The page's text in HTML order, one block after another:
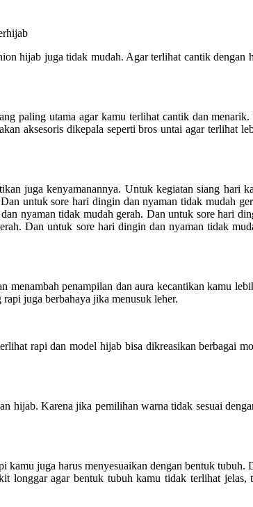
hijab juga tidak mudah. Agar terlihat cantik dengan
paling utama agar kamu terlihat cantik dan
aksesoris dikepala seperti bros untai agar terlihat
juga kenyamanannya. Untuk kegiatan siang
untuk sore hari dingin dan nyaman tidak mudah
nyaman tidak mudah gerah. Dan untuk sore hari
Dan untuk sore hari dingin dan nyaman tidak
menambah penampilan dan aura kecantikan kamu
juga berbahaya jika menusuk leher.
rapi dan model hijab bisa dikreasikan berbagai
hijab. Karena jika pemilihan warna tidak sesuai
kamu juga harus menyesuaikan dengan bentuk
longgar agar bentuk tubuh kamu tidak terlihat